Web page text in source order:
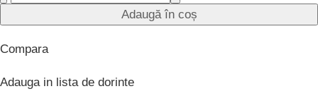
Adaugă în coș
Compara
Adauga in lista de dorinte